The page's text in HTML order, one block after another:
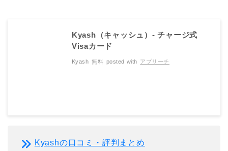
Kyash（キャッシュ）- チャージ式
Visaカード
Kyash 無料 posted with アプリーチ
Kyashの口コミ・評判まとめ